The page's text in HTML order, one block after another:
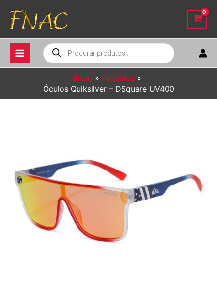
para
conteúdo
Pesquisar
produtos
Início
Produtos
Óculos Quiksilver – DSquare UV400